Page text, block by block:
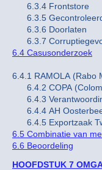
6.3.4 Frontstore
6.3.5
6.3.6 Doorlaten
6.3.7
6.4 Casusonderzoek
6.4.1 RAMOLA (Rabo
6.4.2 COPA
6.4.3
6.4.4 AH
6.4.5 Exportzaak
6.5 Combinatie van
6.6 Beoordeling
HOOFDSTUK 7